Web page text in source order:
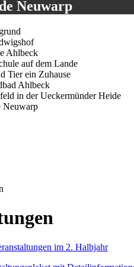
Neuwarp
Ahlbeck
auf dem Lande
Tier ein Zuhause
Ahlbeck
in der Ueckermünder Heide
Neuwarp